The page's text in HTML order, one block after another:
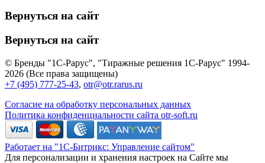
Вернуться на сайт
Вернуться на сайт
© Бренды "1С-Рарус", "Тиражные решения 1С-Рарус" 1994-
2026 (Все права защищены)
+7 (495) 777-25-43, otr@otr.rarus.ru
Согласие на обработку персональных данных
Политика конфиденциальности сайта otr-soft.ru
Работает на "1С-Битрикс: Управление сайтом"
Для персонализации и хранения настроек на Сайте мы